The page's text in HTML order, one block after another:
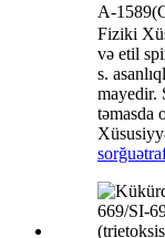
A-
Fiziki
və etil
s.
mayedir.
təmasda
sorğu